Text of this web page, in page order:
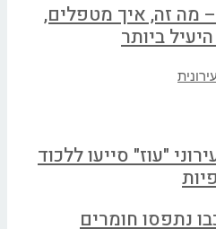
מה זה, איך מטפלים,
ביותר
"עוז" סייעו ללכוד
נתפסו חומרים